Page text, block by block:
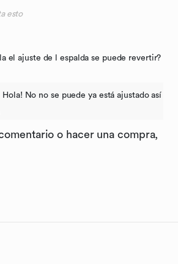
esto
el ajuste de l espalda se puede revertir?
Hola! No no se puede ya está ajustado así
o hacer una compra,